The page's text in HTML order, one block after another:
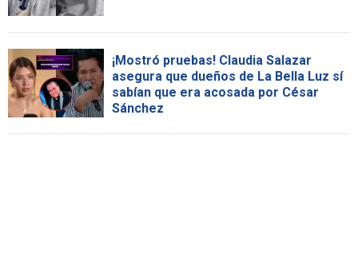
¡Mostró pruebas! Claudia Salazar
asegura que dueños de La Bella Luz sí
sabían que era acosada por César
Sánchez